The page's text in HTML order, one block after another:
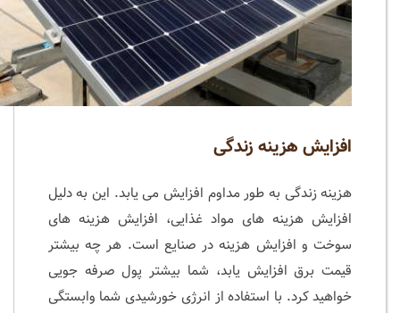
افزایش هزینه زندگی
هزینه زندگی به طور مداوم افزایش می یابد. این به دلیل
افزایش هزینه های مواد غذایی، افزایش هزینه های
سوخت و افزایش هزینه در صنایع است. هر چه بیشتر
قیمت برق افزایش یابد، شما بیشتر پول صرفه جویی
خواهید کرد. با استفاده از انرژی خورشیدی شما وابستگی